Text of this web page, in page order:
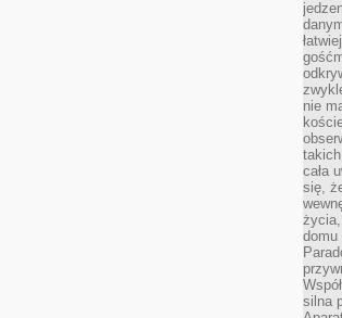
nie
cała
się,
życia,
domu
silna